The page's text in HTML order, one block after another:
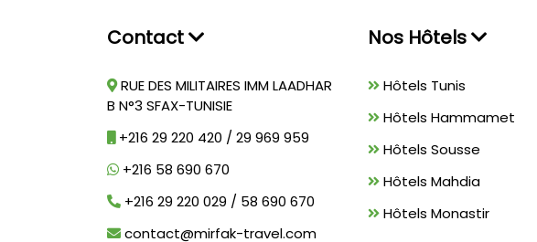
Contact
RUE DES MILITAIRES IMM LAADHAR
B N°3 SFAX-TUNISIE
+216 29 220 420 / 29 969 959
+216 58 690 670
+216 29 220 029 / 58 690 670
contact@mirfak-travel.com
Nos Hôtels
Hôtels Tunis
Hôtels Hammamet
Hôtels Sousse
Hôtels Mahdia
Hôtels Monastir